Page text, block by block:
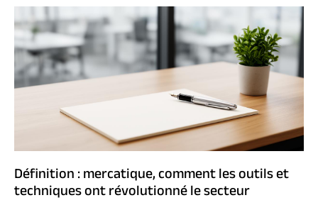
Définition : mercatique, comment les outils et
techniques ont révolutionné le secteur